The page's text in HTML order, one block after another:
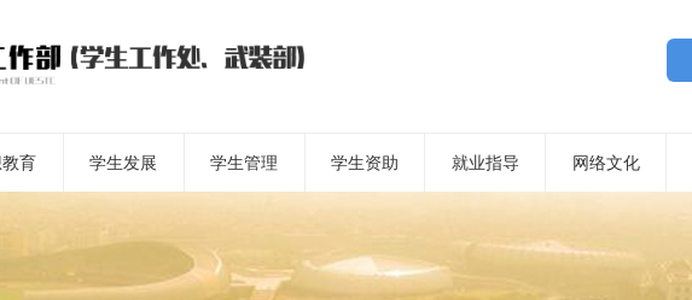
育 学生发展 学生管理 学生资助 就业指导 网络文化